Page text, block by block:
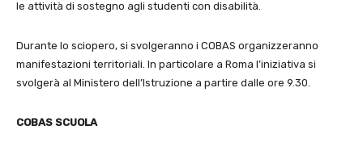
le attività di sostegno agli studenti con disabilità.
Durante lo sciopero, si svolgeranno i COBAS organizzeranno
manifestazioni territoriali. In particolare a Roma l’iniziativa si
svolgerà al Ministero dell’Istruzione a partire dalle ore 9.30.
COBAS SCUOLA